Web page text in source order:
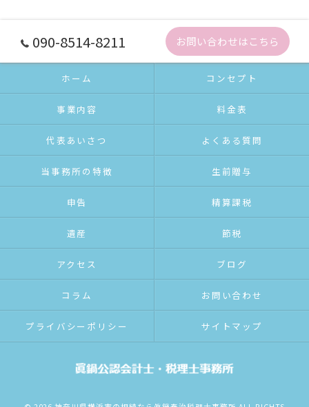
090-8514-8211 お問い合わせはこちら
ホーム コンセプト
事業内容 料金表
代表あいさつ よくある質問
当事務所の特徴 生前贈与
申告 精算課税
遺産 節税
アクセス ブログ
コラム お問い合わせ
プライバシーポリシー サイトマップ